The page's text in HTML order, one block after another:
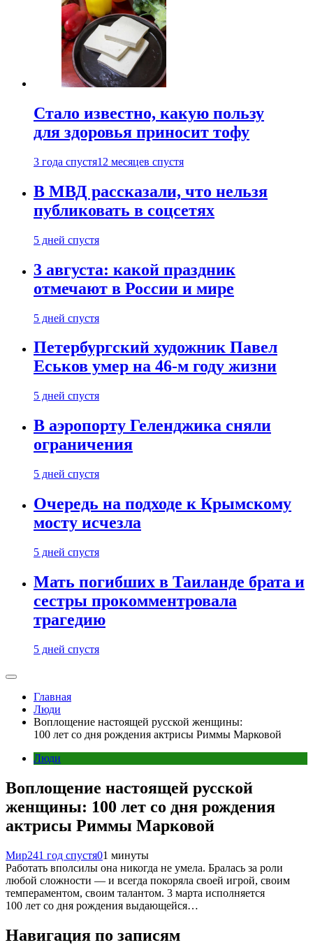
Стало известно, какую пользу
для здоровья приносит тофу
3 года спустя12 месяцев спустя
В МВД рассказали, что нельзя
публиковать в соцсетях
5 дней спустя
3 августа: какой праздник
отмечают в России и мире
5 дней спустя
Петербургский художник Павел
Еськов умер на 46-м году жизни
5 дней спустя
В аэропорту Геленджика сняли
ограничения
5 дней спустя
Очередь на подходе к Крымскому
мосту исчезла
5 дней спустя
Мать погибших в Таиланде брата и
сестры прокомментровала
трагедию
5 дней спустя
Главная
Люди
Воплощение настоящей русской женщины:
100 лет со дня рождения актрисы Риммы Марковой
Люди
Воплощение настоящей русской
женщины: 100 лет со дня рождения
актрисы Риммы Марковой
Мир241 год спустя01 минуты
Работать вполсилы она никогда не умела. Бралась за роли
любой сложности — и всегда покоряла своей игрой, своим
темпераментом, своим талантом. 3 марта исполняется
100 лет со дня рождения выдающейся…
Навигация по записям